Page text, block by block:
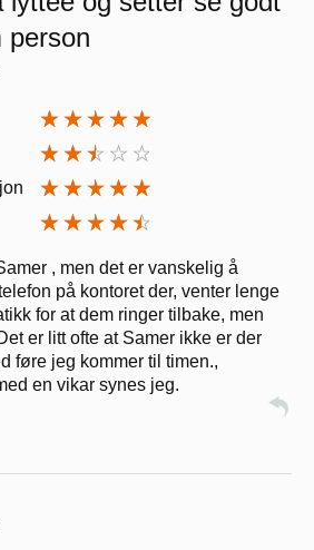
person
, men det er vanskelig å
på kontoret der, venter lenge
for at dem ringer tilbake, men
er litt ofte at Samer ikke er der
føre jeg kommer til timen.,
en vikar synes jeg.